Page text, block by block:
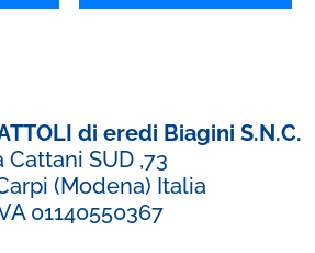
di eredi Biagini S.N.C.
Cattani SUD ,73
(Modena) Italia
01140550367